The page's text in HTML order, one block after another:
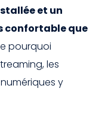
et un
confortable que
pourquoi
les
y